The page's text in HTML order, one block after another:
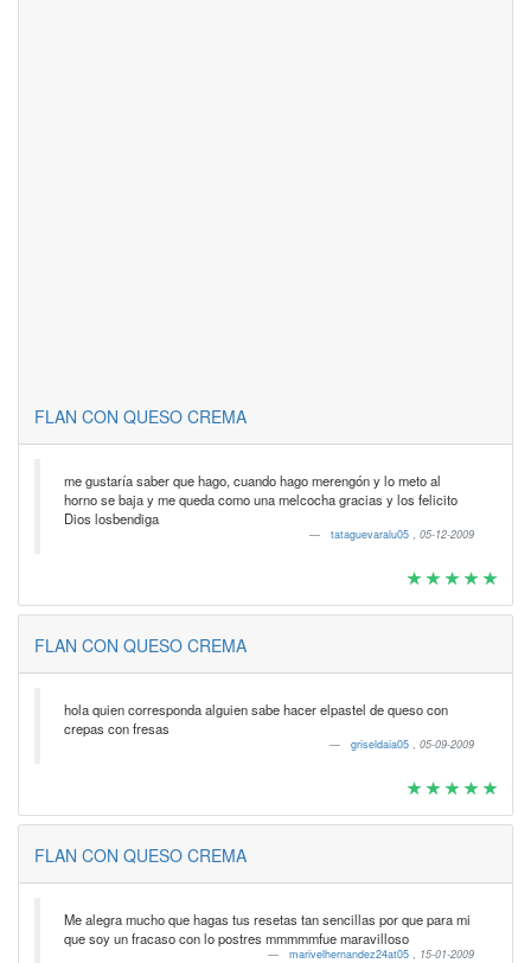
FLAN CON QUESO CREMA
me gustaría saber que hago, cuando hago merengón y lo meto al
horno se baja y me queda como una melcocha gracias y los felicito
Dios losbendiga
tataguevaralu05 , 05-12-2009
FLAN CON QUESO CREMA
hola quien corresponda alguien sabe hacer elpastel de queso con
crepas con fresas
griseldaia05 , 05-09-2009
FLAN CON QUESO CREMA
Me alegra mucho que hagas tus resetas tan sencillas por que para mi
que soy un fracaso con lo postres mmmmmfue maravilloso
marivelhernandez24at05 , 15-01-2009